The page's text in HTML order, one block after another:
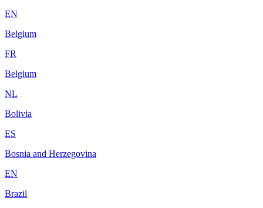
EN
Belgium
FR
Belgium
NL
Bolivia
ES
Bosnia and Herzegovina
EN
Brazil